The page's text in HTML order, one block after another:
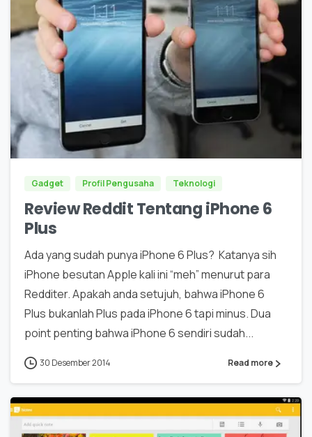
0
Gadget Profil Pengusaha Teknologi
Review Reddit Tentang iPhone 6
Plus
Ada yang sudah punya iPhone 6 Plus? Katanya sih
iPhone besutan Apple kali ini “meh” menurut para
Redditer. Apakah anda setujuh, bahwa iPhone 6
Plus bukanlah Plus pada iPhone 6 tapi minus. Dua
point penting bahwa iPhone 6 sendiri sudah...
30 Desember 2014 Read more